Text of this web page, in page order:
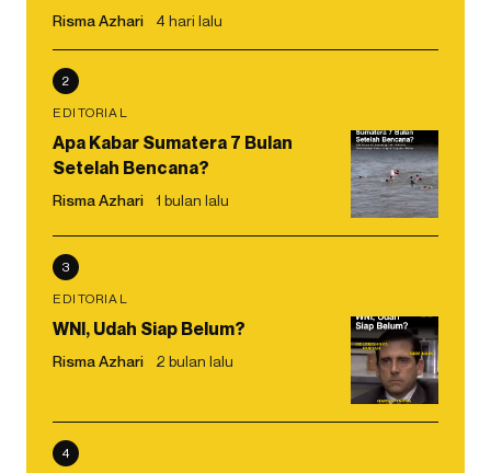
Risma Azhari 4 hari lalu
2
EDITORIAL
Apa Kabar Sumatera 7 Bulan
Setelah Bencana?
Risma Azhari 1 bulan lalu
3
EDITORIAL
WNI, Udah Siap Belum?
Risma Azhari 2 bulan lalu
4